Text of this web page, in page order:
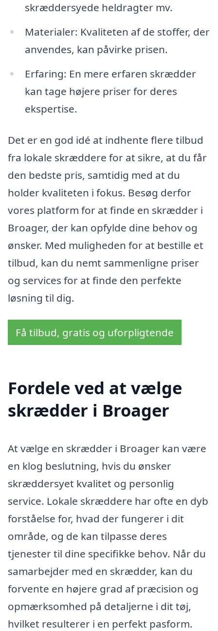
skræddersyede heldragter mv.
Materialer: Kvaliteten af de stoffer, der
anvendes, kan påvirke prisen.
Erfaring: En mere erfaren skrædder
kan tage højere priser for deres
ekspertise.
Det er en god idé at indhente flere tilbud
fra lokale skræddere for at sikre, at du får
den bedste pris, samtidig med at du
holder kvaliteten i fokus. Besøg derfor
vores platform for at finde en skrædder i
Broager, der kan opfylde dine behov og
ønsker. Med muligheden for at bestille et
tilbud, kan du nemt sammenligne priser
og services for at finde den perfekte
løsning til dig.
Få tilbud, gratis og uforpligtende
Fordele ved at vælge
skrædder i Broager
At vælge en skrædder i Broager kan være
en klog beslutning, hvis du ønsker
skræddersyet kvalitet og personlig
service. Lokale skræddere har ofte en dyb
forståelse for, hvad der fungerer i dit
område, og de kan tilpasse deres
tjenester til dine specifikke behov. Når du
samarbejder med en skrædder, kan du
forvente en højere grad af præcision og
opmærksomhed på detaljerne i dit tøj,
hvilket resulterer i en perfekt pasform.